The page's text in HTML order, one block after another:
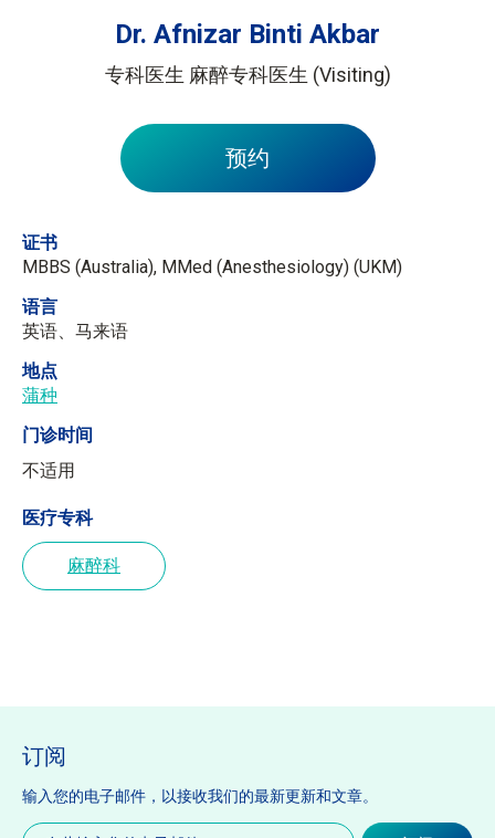
Dr. Afnizar Binti Akbar
专科医生 麻醉专科医生 (Visiting)
预约
证书
MBBS (Australia), MMed (Anesthesiology) (UKM)
语言
英语、马来语
地点
蒲种
门诊时间
不适用
医疗专科
麻醉科
订阅
输入您的电子邮件，以接收我们的最新更新和文章。
电